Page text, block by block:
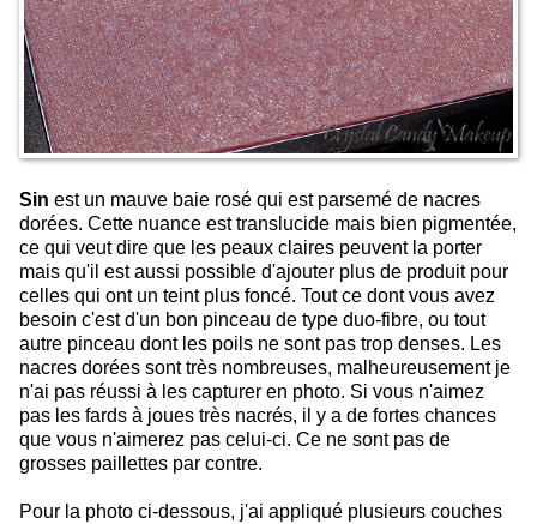
Sin est un mauve baie rosé qui est parsemé de nacres
dorées. Cette nuance est translucide mais bien pigmentée,
ce qui veut dire que les peaux claires peuvent la porter
mais qu'il est aussi possible d'ajouter plus de produit pour
celles qui ont un teint plus foncé. Tout ce dont vous avez
besoin c'est d'un bon pinceau de type duo-fibre, ou tout
autre pinceau dont les poils ne sont pas trop denses. Les
nacres dorées sont très nombreuses, malheureusement je
n'ai pas réussi à les capturer en photo. Si vous n'aimez
pas les fards à joues très nacrés, il y a de fortes chances
que vous n'aimerez pas celui-ci. Ce ne sont pas de
grosses paillettes par contre.
Pour la photo ci-dessous, j'ai appliqué plusieurs couches